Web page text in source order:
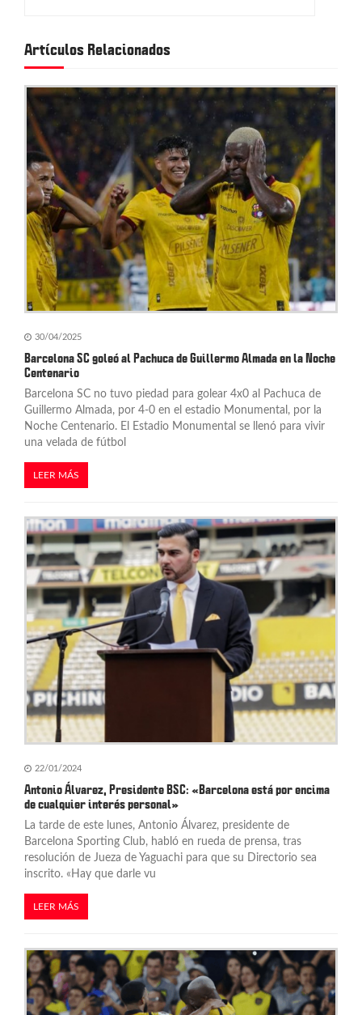
i
ó
n
d
e
e
n
r
d
a
s
Artículos Relacionados
30/04/2025
Barcelona SC goleó al Pachuca de Guillermo Almada en la Noche
Centenario
Barcelona SC no tuvo piedad para golear 4x0 al Pachuca de
Guillermo Almada, por 4-0 en el estadio Monumental, por la
Noche Centenario. El Estadio Monumental se llenó para vivir
una velada de fútbol
LEER MÁS
22/01/2024
Antonio Álvarez, Presidente BSC: «Barcelona está por encima
de cualquier interés personal»
La tarde de este lunes, Antonio Álvarez, presidente de
Barcelona Sporting Club, habló en rueda de prensa, tras
resolución de Jueza de Yaguachi para que su Directorio sea
inscrito. «Hay que darle vu
LEER MÁS